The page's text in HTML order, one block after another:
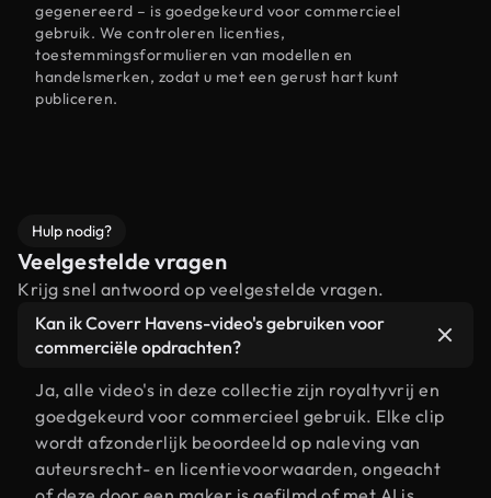
gegenereerd – is goedgekeurd voor commercieel
gebruik. We controleren licenties,
toestemmingsformulieren van modellen en
handelsmerken, zodat u met een gerust hart kunt
publiceren.
Hulp nodig?
Veelgestelde vragen
Krijg snel antwoord op veelgestelde vragen.
Kan ik Coverr Havens-video's gebruiken voor
commerciële opdrachten?
Ja, alle video's in deze collectie zijn royaltyvrij en
goedgekeurd voor commercieel gebruik. Elke clip
wordt afzonderlijk beoordeeld op naleving van
auteursrecht- en licentievoorwaarden, ongeacht